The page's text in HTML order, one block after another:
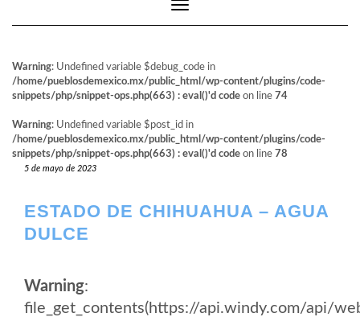
Cambiar modo de navegación
Warning: Undefined variable $debug_code in
/home/pueblosdemexico.mx/public_html/wp-content/plugins/code-
snippets/php/snippet-ops.php(663) : eval()'d code on line 74
Warning: Undefined variable $post_id in
/home/pueblosdemexico.mx/public_html/wp-content/plugins/code-
snippets/php/snippet-ops.php(663) : eval()'d code on line 78
5 de mayo de 2023
ESTADO DE CHIHUAHUA – AGUA
DULCE
Warning:
file_get_contents(https://api.windy.com/api/